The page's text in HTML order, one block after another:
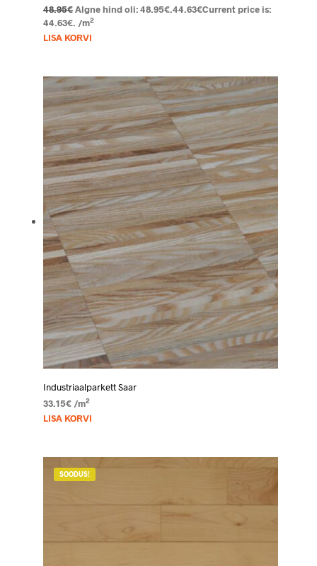
48.95€ Algne hind oli: 48.95€.44.63€Current price is:
44.63€. /m2
LISA KORVI
Industriaalparkett Saar
33.15€/m2
LISA KORVI
SOODUS!